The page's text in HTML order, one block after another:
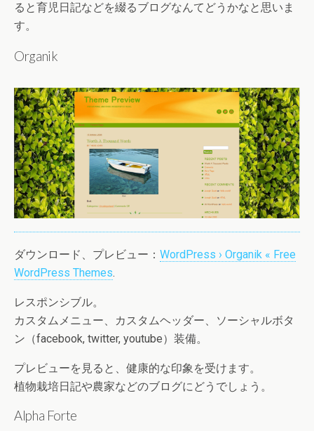
ると育児日記などを綴るブログなんてどうかなと思いま
す。
Organik
ダウンロード、プレビュー： WordPress › Organik « Free
WordPress Themes.
レスポンシブル。
カスタムメニュー、カスタムヘッダー、ソーシャルボタ
ン（facebook, twitter, youtube）装備。
プレビューを見ると、健康的な印象を受けます。
植物栽培日記や農家などのブログにどうでしょう。
Alpha Forte